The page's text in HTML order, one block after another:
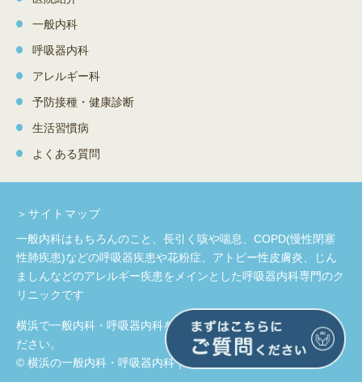
一般内科
呼吸器内科
アレルギー科
予防接種・健康診断
生活習慣病
よくある質問
＞サイトマップ
一般内科はもちろんのこと、長引く咳や喘息、COPD(慢性閉塞
性肺疾患)などの呼吸器疾患や花粉症、アトピー性皮膚炎、じん
ましんなどのアレルギー疾患をメインとした呼吸器内科専門のク
リニックです
横浜で一般内科・呼吸器内科をお探しの際はお気軽にお問合せく
ださい。
© 横浜の一般内科・呼吸器内科｜いちの内科クリニック